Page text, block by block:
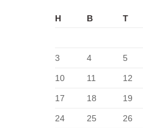
H B T
3 4 5
10 11 12
17 18 19
24 25 26